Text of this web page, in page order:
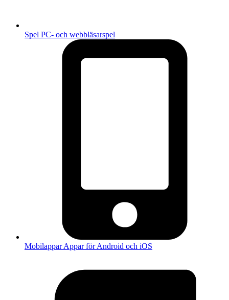
Spel PC- och webbläsarspel
MobilapparAppar för Android och iOS